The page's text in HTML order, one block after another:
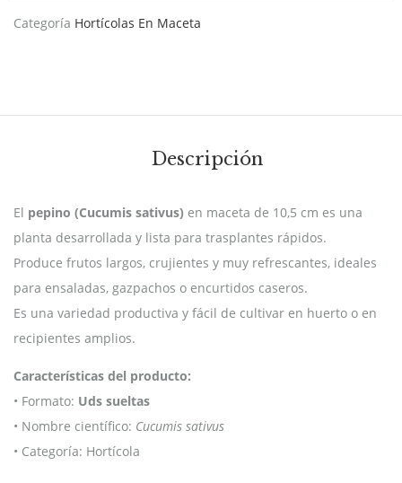
Categoría Hortícolas En Maceta
Descripción
El pepino (Cucumis sativus) en maceta de 10,5 cm es una
planta desarrollada y lista para trasplantes rápidos.
Produce frutos largos, crujientes y muy refrescantes, ideales
para ensaladas, gazpachos o encurtidos caseros.
Es una variedad productiva y fácil de cultivar en huerto o en
recipientes amplios.
Características del producto:
• Formato: Uds sueltas
• Nombre científico: Cucumis sativus
• Categoría: Hortícola